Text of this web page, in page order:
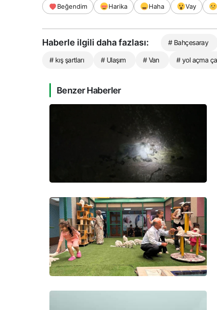
Beğendim Harika Haha Vay
Haberle ilgili daha fazlası: # Bahçesaray
# kış şartları # Ulaşım # Van # yol açma
Benzer Haberler